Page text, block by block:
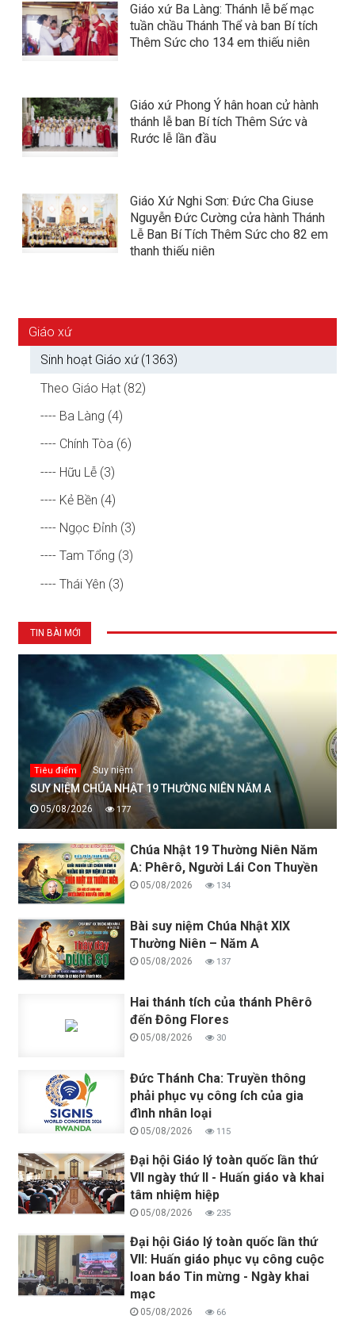
Giáo xứ Ba Làng: Thánh lễ bế mạc
tuần chầu Thánh Thể và ban Bí tích
Thêm Sức cho 134 em thiếu niên
Giáo xứ Phong Ý hân hoan cử hành
thánh lễ ban Bí tích Thêm Sức và
Rước lễ lần đầu
Giáo Xứ Nghi Sơn: Đức Cha Giuse
Nguyễn Đức Cường cửa hành Thánh
Lễ Ban Bí Tích Thêm Sức cho 82 em
thanh thiếu niên
Giáo xứ
Sinh hoạt Giáo xứ (1363)
Theo Giáo Hạt (82)
---- Ba Làng (4)
---- Chính Tòa (6)
---- Hữu Lễ (3)
---- Kẻ Bền (4)
---- Ngọc Đỉnh (3)
---- Tam Tổng (3)
---- Thái Yên (3)
TIN BÀI MỚI
Tiêu điểm Suy niệm
SUY NIỆM CHÚA NHẬT 19 THƯỜNG NIÊN NĂM A
05/08/2026 177
Chúa Nhật 19 Thường Niên Năm
A: Phêrô, Người Lái Con Thuyền
05/08/2026 134
Bài suy niệm Chúa Nhật XIX
Thường Niên – Năm A
05/08/2026 137
Hai thánh tích của thánh Phêrô
đến Đông Flores
05/08/2026 30
Đức Thánh Cha: Truyền thông
phải phục vụ công ích của gia
đình nhân loại
05/08/2026 115
Đại hội Giáo lý toàn quốc lần thứ
VII ngày thứ II - Huấn giáo và khai
tâm nhiệm hiệp
05/08/2026 235
Đại hội Giáo lý toàn quốc lần thứ
VII: Huấn giáo phục vụ công cuộc
loan báo Tin mừng - Ngày khai
mạc
05/08/2026 66